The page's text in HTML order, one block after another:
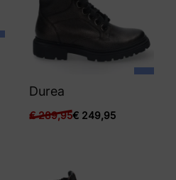
Durea
€289,95€249,95